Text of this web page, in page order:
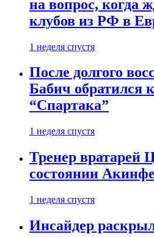
на вопрос, когда
клубов из РФ в
1 неделя спустя
После долгого
Бабич обратился
“Спартака”
1 неделя спустя
Тренер вратарей
состоянии
1 неделя спустя
Инсайдер